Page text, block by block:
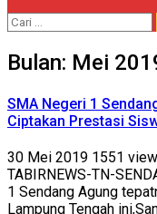
Cari
Bulan: Mei
SMA Negeri 1
Ciptakan Prestasi
30 Mei 2019 1551
TABIRNEWS-TN-
1 Sendang Agung
Lampung Tengah